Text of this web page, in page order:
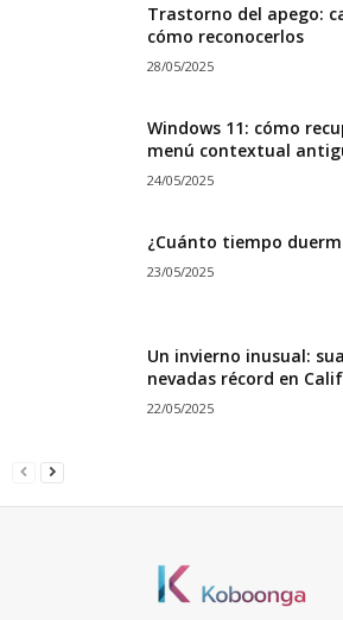
Trastorno del apego:
cómo reconocerlos
28/05/2025
Windows 11: cómo
menú contextual
24/05/2025
¿Cuánto tiempo
23/05/2025
Un invierno inusual:
nevadas récord en
22/05/2025